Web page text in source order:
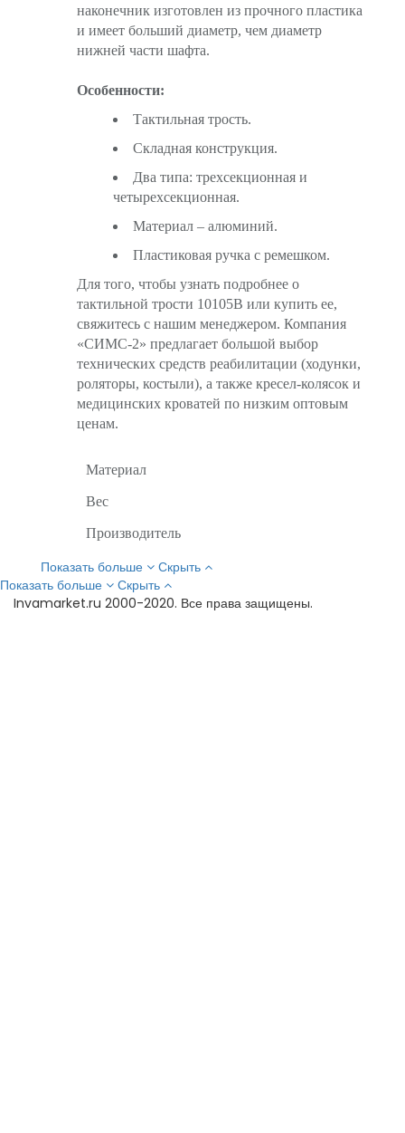
наконечник изготовлен из прочного пластика
и имеет больший диаметр, чем диаметр
нижней части шафта.
Особенности:
Тактильная трость.
Складная конструкция.
Два типа: трехсекционная и
четырехсекционная.
Материал – алюминий.
Пластиковая ручка с ремешком.
Для того, чтобы узнать подробнее о
тактильной трости 10105B или купить ее,
свяжитесь с нашим менеджером. Компания
«СИМС-2» предлагает большой выбор
технических средств реабилитации (ходунки,
роляторы, костыли), а также кресел-колясок и
медицинских кроватей по низким оптовым
ценам.
Материал
Вес
Производитель
Показать больше
Скрыть
Показать больше
Скрыть
Invamarket.ru 2000-2020. Все права защищены.